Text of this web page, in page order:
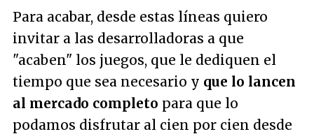
Para acabar, desde estas líneas quiero
invitar a las desarrolladoras a que
"acaben" los juegos, que le dediquen el
tiempo que sea necesario y que lo lancen
al mercado completo para que lo
podamos disfrutar al cien por cien desde